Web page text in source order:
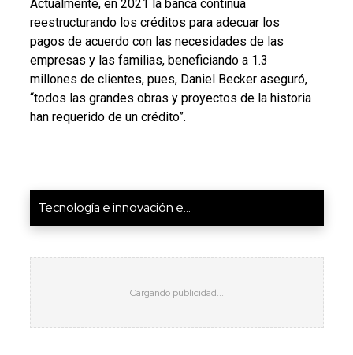
Actualmente, en 2021 la banca continúa
reestructurando los créditos para adecuar los
pagos de acuerdo con las necesidades de las
empresas y las familias, beneficiando a 1.3
millones de clientes, pues, Daniel Becker aseguró,
“todos las grandes obras y proyectos de la historia
han requerido de un crédito”.
Tecnología e innovación e...